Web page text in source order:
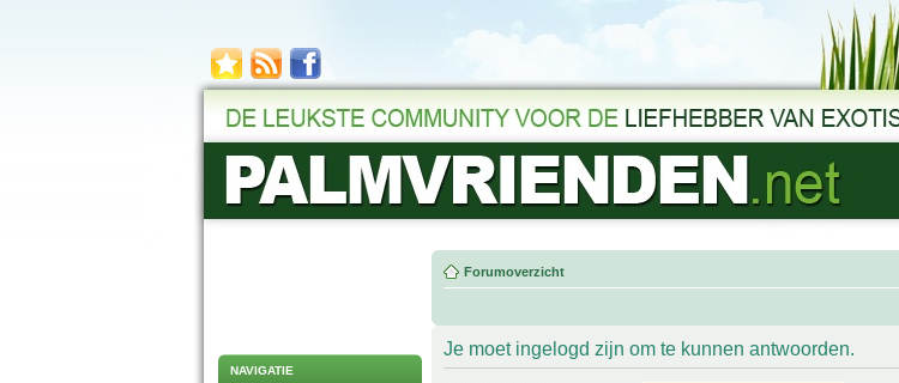
NAVIGATIE
Forumoverzicht
Je moet ingelogd zijn om te kunnen antwoorden.